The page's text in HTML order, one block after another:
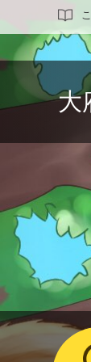
サイト内検索
大